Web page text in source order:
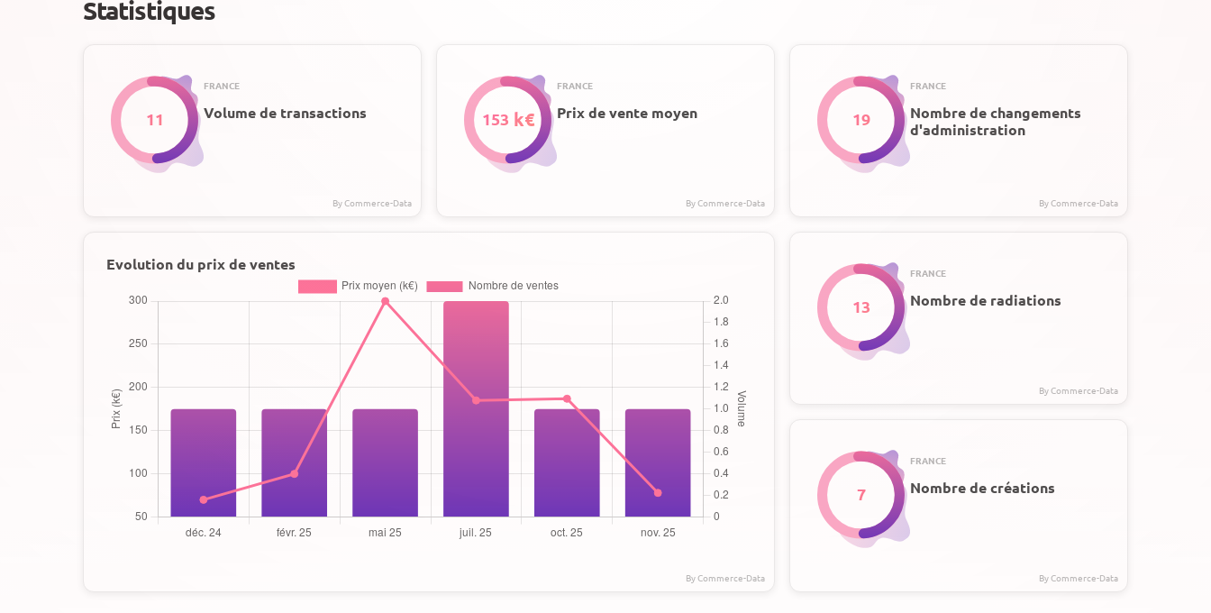
Statistiques
11
FRANCE
Volume de transactions 153
FRANCE
Prix de vente moyen 19
FRANCE
Nombre de changements
d'administration
Evolution du prix de ventes
13
FRANCE
Nombre de radiations
7
FRANCE
Nombre de créations